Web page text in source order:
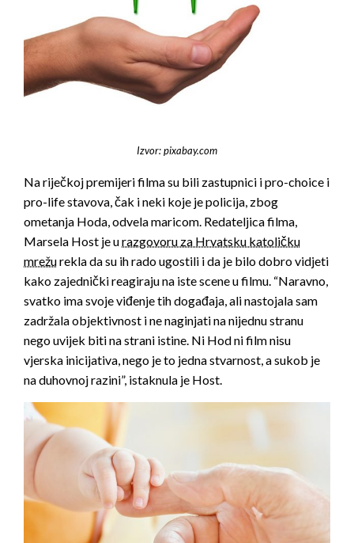
Izvor: pixabay.com
Na riječkoj premijeri filma su bili zastupnici i pro-choice i
pro-life stavova, čak i neki koje je policija, zbog
ometanja Hoda, odvela maricom. Redateljica filma,
Marsela Host je urazgovoru za Hrvatsku katoličku
mrežurekla da su ih rado ugostili i da je bilo dobro vidjeti
kako zajednički reagiraju na iste scene u filmu. “Naravno,
svatko ima svoje viđenje tih događaja, ali nastojala sam
zadržala objektivnost i ne naginjati na nijednu stranu
nego uvijek biti na strani istine. Ni Hod ni film nisu
vjerska inicijativa, nego je to jedna stvarnost, a sukob je
na duhovnoj razini”, istaknula je Host.